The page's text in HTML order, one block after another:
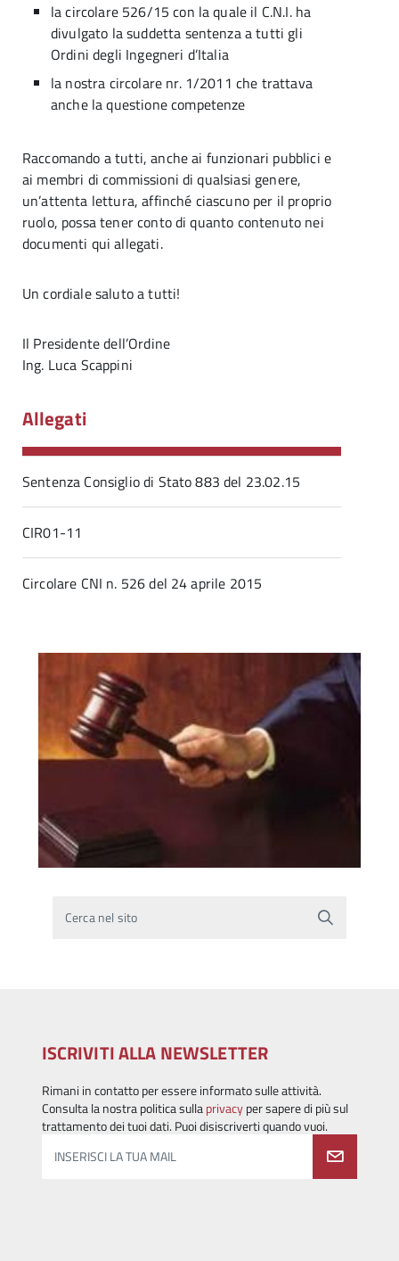
la circolare 526/15 con la quale il C.N.I. ha
divulgato la suddetta sentenza a tutti gli
Ordini degli Ingegneri d’Italia
la nostra circolare nr. 1/2011 che trattava
anche la questione competenze
Raccomando a tutti, anche ai funzionari pubblici e
ai membri di commissioni di qualsiasi genere,
un’attenta lettura, affinché ciascuno per il proprio
ruolo, possa tener conto di quanto contenuto nei
documenti qui allegati.
Un cordiale saluto a tutti!
Il Presidente dell’Ordine
Ing. Luca Scappini
Allegati
Sentenza Consiglio di Stato 883 del 23.02.15
CIR01-11
Circolare CNI n. 526 del 24 aprile 2015
Cerca nel sito
ISCRIVITI ALLA NEWSLETTER
Rimani in contatto per essere informato sulle attività.
Consulta la nostra politica sullaprivacyper sapere di più sul
trattamento dei tuoi dati. Puoi disiscriverti quando vuoi.
INSERISCI LA TUA MAIL